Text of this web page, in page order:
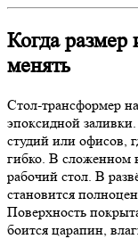
Когда размер
менять
Стол-трансформер
эпоксидной
студий или офисов,
гибко. В
рабочий стол. В
становится
Поверхность
боится царапин,